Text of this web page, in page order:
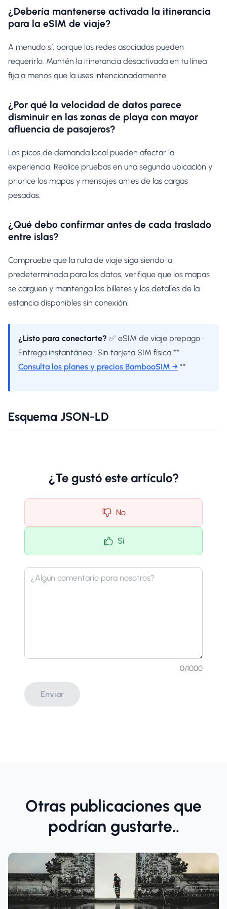
¿Debería mantenerse activada la itinerancia
para la eSIM de viaje?
A menudo sí, porque las redes asociadas pueden
requerirlo. Mantén la itinerancia desactivada en tu línea
fija a menos que la uses intencionadamente.
¿Por qué la velocidad de datos parece
disminuir en las zonas de playa con mayor
afluencia de pasajeros?
Los picos de demanda local pueden afectar la
experiencia. Realice pruebas en una segunda ubicación y
priorice los mapas y mensajes antes de las cargas
pesadas.
¿Qué debo confirmar antes de cada traslado
entre islas?
Compruebe que la ruta de viaje siga siendo la
predeterminada para los datos, verifique que los mapas
se carguen y mantenga los billetes y los detalles de la
estancia disponibles sin conexión.
¿Listo para conectarte? ✅ eSIM de viaje prepago •
Entrega instantánea • Sin tarjeta SIM física **
Consulta los planes y precios BambooSIM → **
Esquema JSON-LD
¿Te gustó este artículo?
No
Sí
0/1000
Enviar
Otras publicaciones que
podrían gustarte..